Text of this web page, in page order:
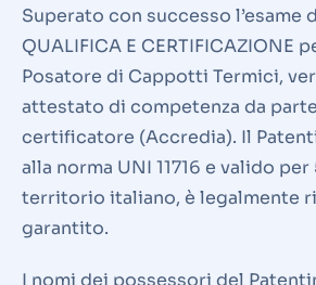
Superato con successo l’esame
QUALIFICA E CERTIFICAZIONE
Posatore di Cappotti Termici,
attestato di competenza da
certificatore (Accredia). Il
alla norma UNI 11716 e valido
territorio italiano, è legalmente
garantito.
I nomi dei possessori del